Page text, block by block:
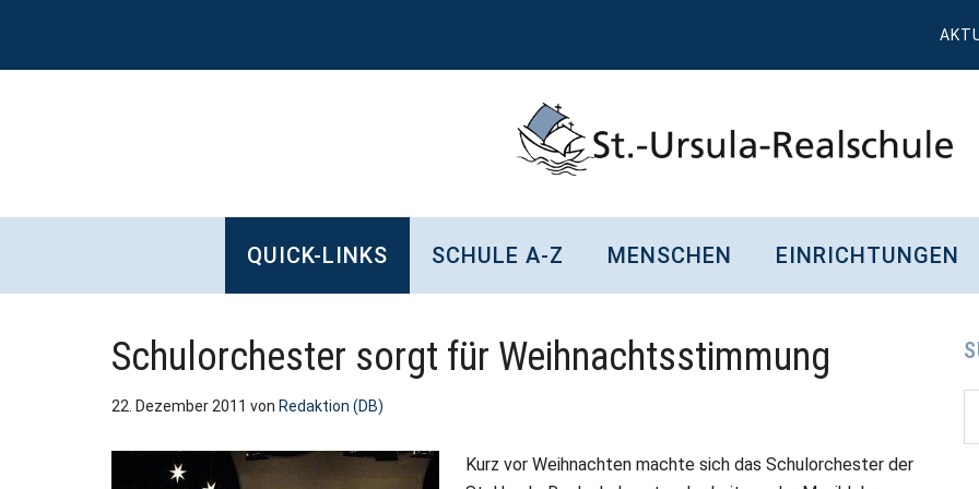
springen
secondary
springen
springen
St.
Ursula
Realschule
Attendorn
Persönlichkeit,
QUICK-LINKS SCHULE A-Z MENSCHEN EINRICHTUNGEN
Schulorchester sorgt für Weihnachtsstimmung
22. Dezember 2011 von Redaktion (DB)
Kurz vor Weihnachten machte sich das Schulorchester der